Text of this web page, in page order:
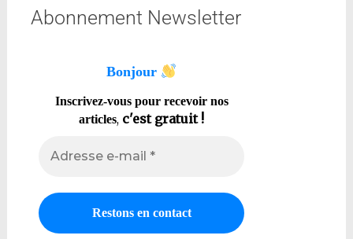
Abonnement Newsletter
Bonjour
Inscrivez-vous pour recevoir nos
articles, c'est gratuit !